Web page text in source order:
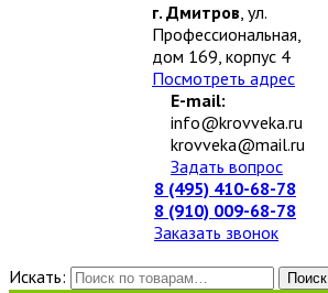
г. Дмитров, ул.
Профессиональная,
дом 169, корпус 4
Посмотреть адрес
E-mail:
info@krovveka.ru
krovveka@mail.ru
Задать вопрос
8 (495) 410-68-78
8 (910) 009-68-78
Заказать звонок
Искать:
Поиск